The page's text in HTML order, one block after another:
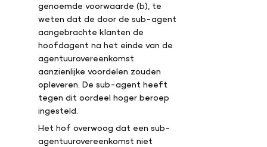
genoemde voorwaarde (b), te
weten dat de door de sub-agent
aangebrachte klanten de
hoofdagent na het einde van de
agentuurovereenkomst
aanzienlijke voordelen zouden
opleveren. De sub-agent heeft
tegen dit oordeel hoger beroep
ingesteld.
Het hof overwoog dat een sub-
agentuurovereenkomst niet